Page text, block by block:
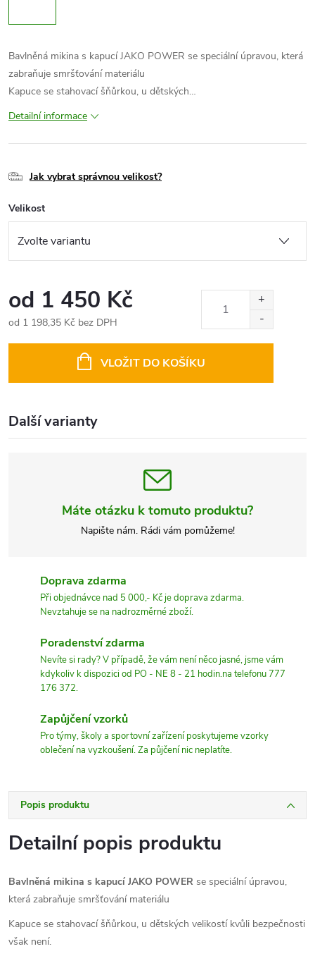
Bavlněná mikina s kapucí JAKO POWER se speciální úpravou, která
zabraňuje smršťování materiálu
Kapuce se stahovací šňůrkou, u dětských…
Detailní informace
Jak vybrat správnou velikost?
Velikost
od 1 450 Kč
od 1 198,35 Kč bez DPH
VLOŽIT DO KOŠÍKU
Další varianty
Máte otázku k tomuto produktu?
Napište nám. Rádi vám pomůžeme!
Doprava zdarma
Při objednávce nad 5 000,- Kč je doprava zdarma.
Nevztahuje se na nadrozměrné zboží.
Poradenství zdarma
Nevíte si rady? V případě, že vám není něco jasné, jsme vám
kdykoliv k dispozici od PO - NE 8 - 21 hodin.na telefonu 777
176 372.
Zapůjčení vzorků
Pro týmy, školy a sportovní zařízení poskytujeme vzorky
oblečení na vyzkoušení. Za půjčení nic neplatíte.
Popis produktu
Detailní popis produktu
Bavlněná mikina s kapucí JAKO POWER se speciální úpravou,
která zabraňuje smršťování materiálu
Kapuce se stahovací šňůrkou, u dětských velikostí kvůli bezpečnosti
však není.